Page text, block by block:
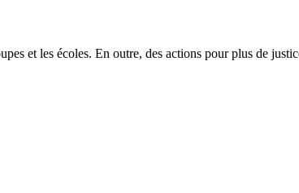
et les écoles. En outre, des actions pour plus de